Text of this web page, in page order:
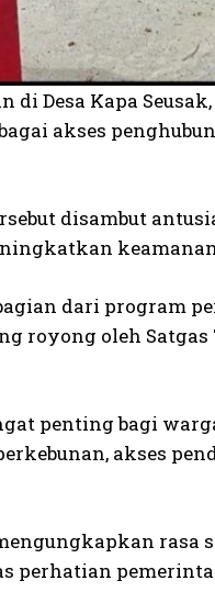
di Desa Kapa
akses
disambut
dari program
royong oleh
penting bagi
akses
perhatian